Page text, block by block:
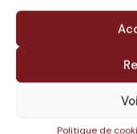
Politique de